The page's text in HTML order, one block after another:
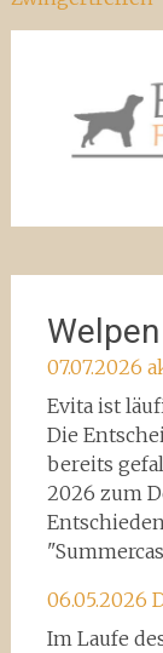
Welpen
07.07.2026
Evita ist
Die
bereits
2026 zum
06.05.2026
Im Laufe